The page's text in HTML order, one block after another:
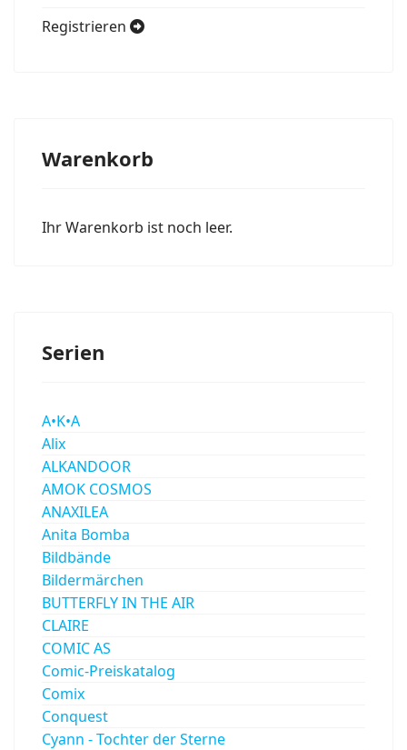
Registrieren
Warenkorb
Ihr Warenkorb ist noch leer.
Serien
A•K•A
Alix
ALKANDOOR
AMOK COSMOS
ANAXILEA
Anita Bomba
Bildbände
Bildermärchen
BUTTERFLY IN THE AIR
CLAIRE
COMIC AS
Comic-Preiskatalog
Comix
Conquest
Cyann - Tochter der Sterne